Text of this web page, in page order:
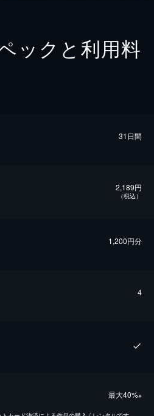
ックと利用料
31日間
2,189円
（税込）
1,200円分
4
最⼤40%※